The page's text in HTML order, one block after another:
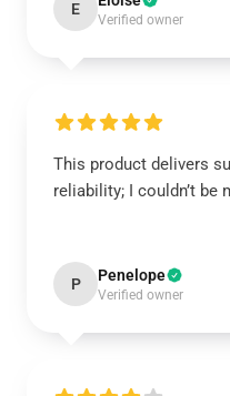
E
Verified owner
This product delivers
reliability; I couldn’t be
P Penelope
Verified owner